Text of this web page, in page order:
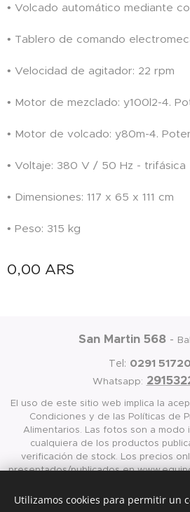
• Volcado automático mediante
• Tablero de comando
• Velocidad de agitador: 22 rpm
• Motor de mezclado: y100l2-4.
• Motor de volcado: y80m-4.
• Voltaje: 380 V / 50 Hz - trifásica
• Dimensiones: 117 x 65 x 111 cm
• Peso: 315 kg
0,00 ARS
San Martin 568-
Tel: 0291
Whatsapp:
El uso de este sitio web implica la
Condiciones y de las Políticas de
Alimentarios. Las fotos son a modo
cualquiera de los productos
verificación de stock. Los precios
presentados/publicados en
válidos exclusivamente para la
antes
Utilizamos cookies para permitir un